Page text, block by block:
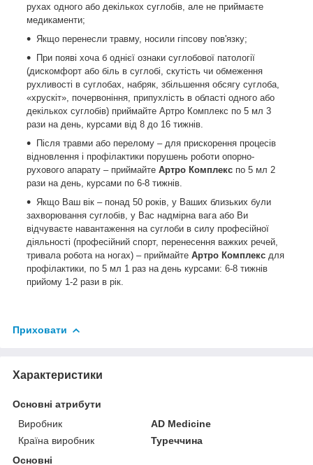
рухах одного або декількох суглобів, але не приймаєте
медикаменти;
Якщо перенесли травму, носили гіпсову пов'язку;
При появі хоча б однієї ознаки суглобової патології
(дискомфорт або біль в суглобі, скутість чи обмеження
рухливості в суглобах, набряк, збільшення обсягу суглоба,
«хрускіт», почервоніння, припухлість в області одного або
декількох суглобів) приймайте Артро Комплекс по 5 мл 3
рази на день, курсами від 8 до 16 тижнів.
Після травми або перелому – для прискорення процесів
відновлення і профілактики порушень роботи опорно-
рухового апарату – приймайте Артро Комплекс по 5 мл 2
рази на день, курсами по 6-8 тижнів.
Якщо Ваш вік – понад 50 років, у Ваших близьких були
захворювання суглобів, у Вас надмірна вага або Ви
відчуваєте навантаження на суглоби в силу професійної
діяльності (професійний спорт, перенесення важких речей,
тривала робота на ногах) – приймайте Артро Комплекс для
профілактики, по 5 мл 1 раз на день курсами: 6-8 тижнів
прийому 1-2 рази в рік.
Приховати
Характеристики
Основні атрибути
Виробник
AD Medicine
Країна виробник
Туреччина
Основні